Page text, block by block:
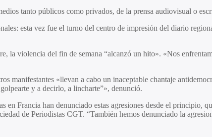
tanto públicos como privados, de la prensa audiovisual o
esta vez fue el turno del centro de impresión del diario
la violencia del fin de semana “alcanzó un hito». «Nos
manifestantes «llevan a cabo un inaceptable chantaje
y a decirlo, a lincharte”», denunció.
en Francia han denunciado estas agresiones desde el principio,
de Periodistas CGT. “También hemos denunciado la